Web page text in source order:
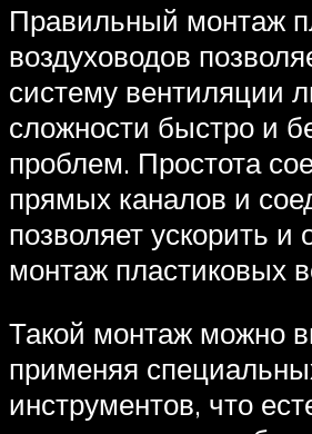
Правильный монтаж
воздуховодов
систему вентиляции
сложности быстро и
проблем. Простота
прямых каналов и
позволяет ускорить и
монтаж пластиковых
Такой монтаж можно
применяя
инструментов, что